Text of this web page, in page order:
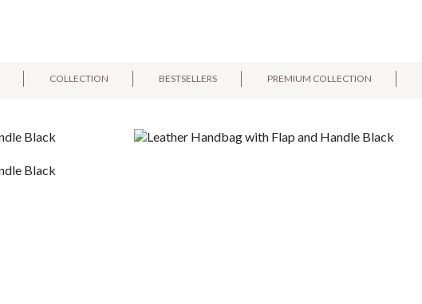
COLLECTION BESTSELLERS PREMIUM COLLECTION